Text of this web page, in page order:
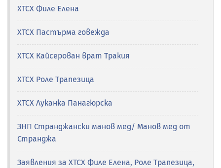
ХТСХ Филе Елена
ХТСХ Пастърма говежда
ХТСХ Кайсерован врат Тракия
ХТСХ Роле Трапезица
ХТСХ Луканка Панагюрска
ЗНП Странджански манов мед/ Манов мед от
Странджа
Заявления за ХТСХ Филе Елена, Роле Трапезица,